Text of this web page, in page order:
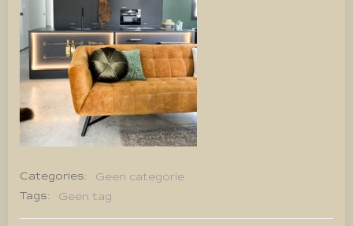
Categories:
Geen categorie
Tags:
Geen tag